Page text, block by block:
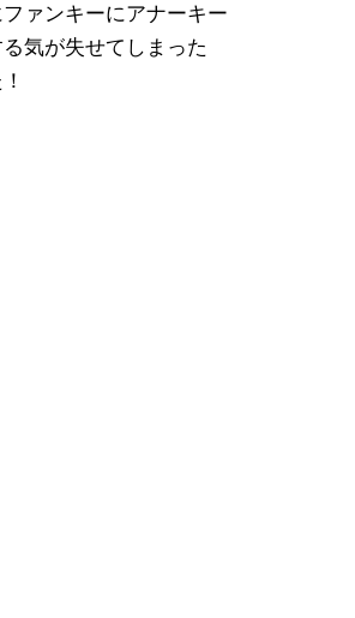
ァンキーにアナーキー
る気が失せてしまった